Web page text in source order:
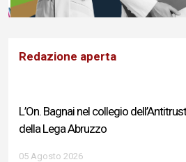
Redazione aperta
L’On. Bagnai nel collegio
della Lega Abruzzo
05 Agosto 2026